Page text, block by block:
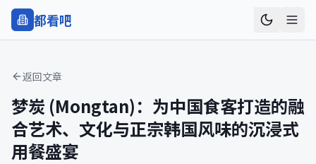
都看吧
返回文章
梦炭 (Mongtan)：为中国食客打造的融
合艺术、文化与正宗韩国风味的沉浸式
用餐盛宴